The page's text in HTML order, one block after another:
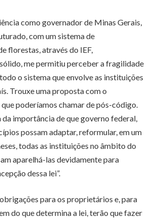
como governador de Minas Gerais,
com um sistema de
florestas, através do IEF,
me permitiu perceber a fragilidade
o sistema que envolve as instituições
Trouxe uma proposta com o
poderíamos chamar de pós-código.
importância de que governo federal,
possam adaptar, reformular, em um
todas as instituições no âmbito do
aparelhá-las devidamente para
dessa lei”.
para os proprietários e, para
do que determina a lei, terão que fazer